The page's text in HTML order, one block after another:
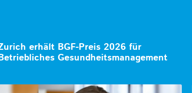
erhält BGF-Preis 2026 für
Gesundheitsmanagement